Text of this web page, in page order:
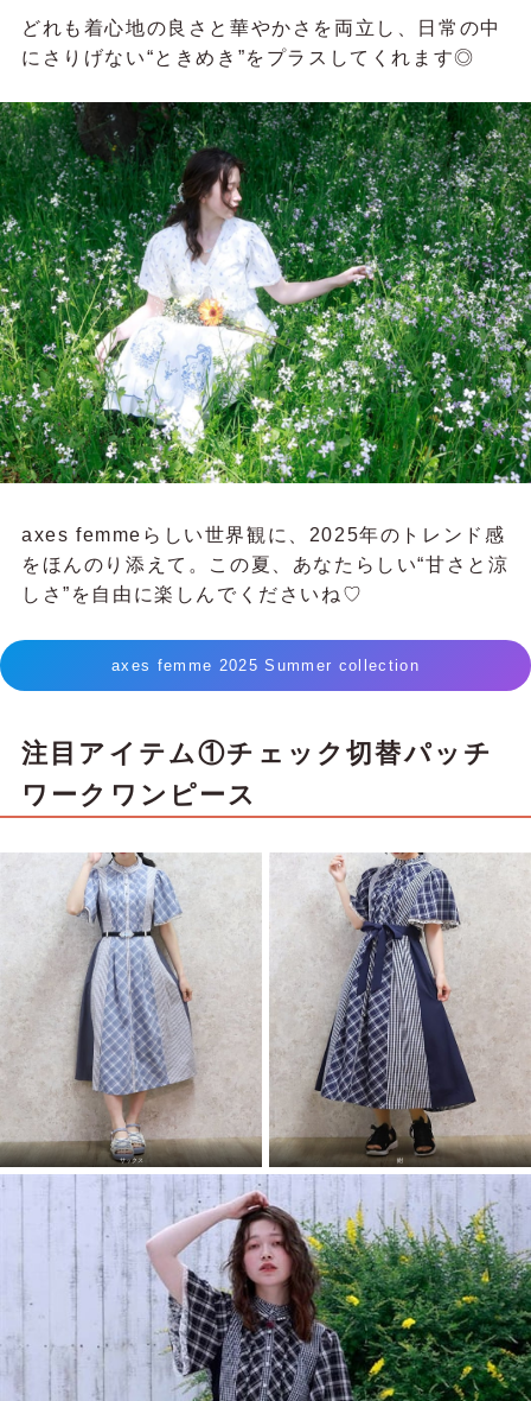
どれも着心地の良さと華やかさを両立し、日常の中
にさりげない“ときめき”をプラスしてくれます◎
axes femmeらしい世界観に、2025年のトレンド感
をほんのり添えて。この夏、あなたらしい“甘さと涼
しさ”を自由に楽しんでくださいね♡
axes femme 2025 Summer collection
注目アイテム①チェック切替パッチ
ワークワンピース
サックス 紺